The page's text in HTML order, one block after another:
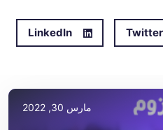
Twitter
LinkedIn
مارس 30, 2022